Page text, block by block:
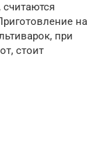
на
при
стоит